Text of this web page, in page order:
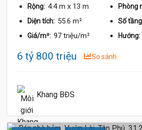
Rộng: 4.4 m x 13 m Phòng
Diện tích: 55.6 m² Số
Giá/m²: 97 triệu/m² Hướng:
6 tỷ 800 triệu So sánh
Khang BĐS